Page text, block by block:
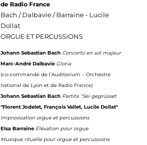
de Radio France
Bach / Dalbavie / Barraine - Lucile
Dollat
ORGUE ET PERCUSSIONS
Johann Sebastian Bach Concerto en sol majeur
Marc-André Dalbavie Gloria
(co-commande de l’Auditorium – Orchestre
national de Lyon et de Radio France)
Johann Sebastian Bach Partita "Sei gegrüsset
"Florent Jodelet, François Vallet, Lucile Dollat"
Improvisation orgue et percussions
Elsa Barraine Élévation pour orgue
Musique rituelle pour orgue et percussions